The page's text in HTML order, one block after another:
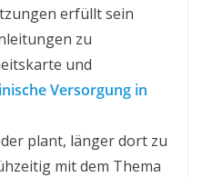
erfüllt sein
zu
und
Versorgung in
plant, länger dort zu
mit dem Thema